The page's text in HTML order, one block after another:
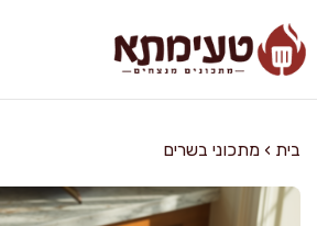
לתוכן
בית › מתכוני בשרים